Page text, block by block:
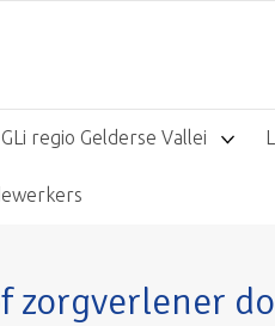
GLi regio Gelderse Vallei
zorgverlener